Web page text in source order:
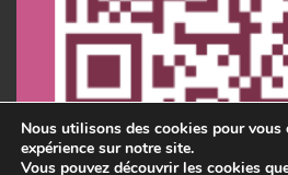
Nous utilisons des cookies pour
expérience sur notre site.
Vous pouvez découvrir les cookies